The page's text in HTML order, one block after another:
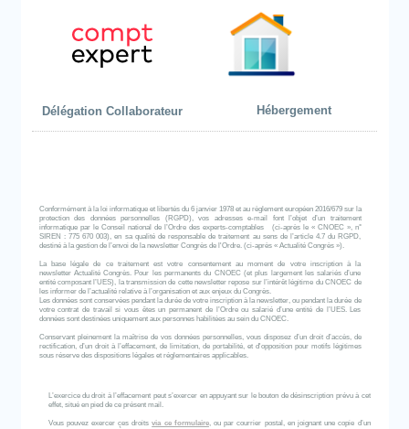
Délégation Collaborateur Hébergement
Conformément à la loi informatique et libertés du 6 janvier 1978 et au règlement européen 2016/679 sur la
protection des données personnelles (RGPD), vos adresses e-mail font l’objet d’un traitement
informatique par le Conseil national de l’Ordre des experts-comptables (ci-après le « CNOEC », n°
SIREN : 775 670 003), en sa qualité de responsable de traitement au sens de l’article 4.7 du RGPD,
destiné à la gestion de l’envoi de la newsletter Congrès de l'Ordre. (ci-après « Actualité Congrès »).
La base légale de ce traitement est votre consentement au moment de votre inscription à la
newsletter Actualité Congrès. Pour les permanents du CNOEC (et plus largement les salariés d’une
entité composant l’UES), la transmission de cette newsletter repose sur l’intérêt légitime du CNOEC de
les informer de l’actualité relative à l’organisation et aux enjeux du Congrès.
Les données sont conservées pendant la durée de votre inscription à la newsletter, ou pendant la durée de
votre contrat de travail si vous êtes un permanent de l’Ordre ou salarié d’une entité de l’UES. Les
données sont destinées uniquement aux personnes habilitées au sein du CNOEC.
Conservant pleinement la maîtrise de vos données personnelles, vous disposez d’un droit d’accès, de
rectification, d’un droit à l’effacement, de limitation, de portabilité, et d'opposition pour motifs légitimes
sous réserve des dispositions légales et réglementaires applicables.
L’exercice du droit à l’effacement peut s’exercer en appuyant sur le bouton de désinscription prévu à cet
effet, situé en pied de ce présent mail.
Vous pouvez exercer ces droitsvia ce formulaire, ou par courrier postal, en joignant une copie d’un